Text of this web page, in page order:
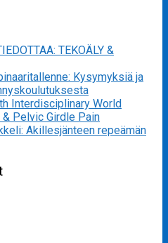
TEKOÄLY &
Kysymyksiä ja
Interdisciplinary World
Pelvic Girdle Pain
Akillesjänteen repeämän